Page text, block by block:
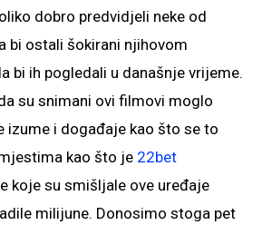
dobro predvidjeli neke od
bi ostali šokirani njihovom
bi ih pogledali u današnje vrijeme.
su snimani ovi filmovi moglo
izume i događaje kao što se to
kao što je 22bet
koje su smišljale ove uređaje
milijune. Donosimo stoga pet